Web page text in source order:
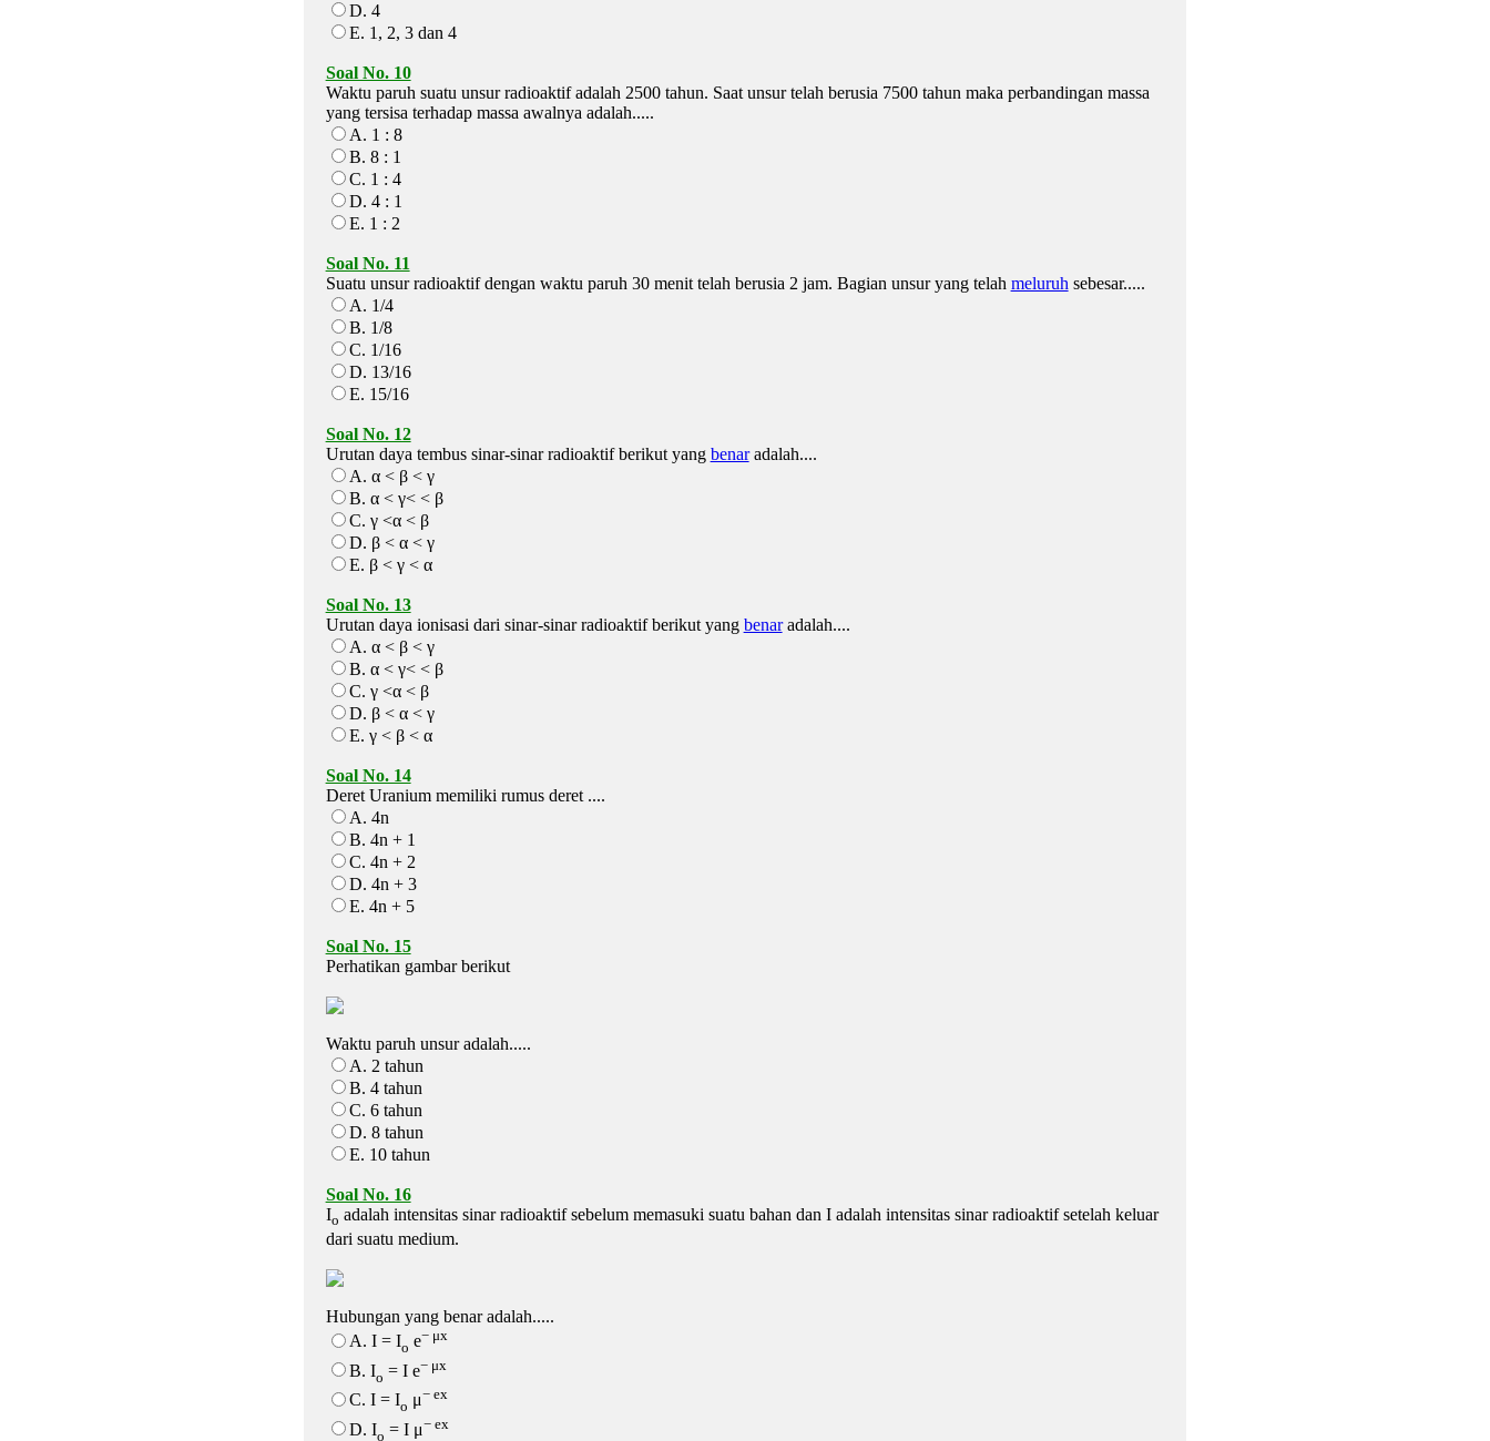
D. 4
E. 1, 2, 3 dan 4
Soal No. 10
Waktu paruh suatu unsur radioaktif adalah 2500 tahun. Saat unsur telah berusia 7500 tahun maka perbandingan massa
yang tersisa terhadap massa awalnya adalah.....
A. 1 : 8
B. 8 : 1
C. 1 : 4
D. 4 : 1
E. 1 : 2
Soal No. 11
Suatu unsur radioaktif dengan waktu paruh 30 menit telah berusia 2 jam. Bagian unsur yang telah meluruh sebesar.....
A. 1/4
B. 1/8
C. 1/16
D. 13/16
E. 15/16
Soal No. 12
Urutan daya tembus sinar-sinar radioaktif berikut yang benaradalah....
A. α < β < γ
B. α < γ< < β
C. γ <α < β
D. β < α < γ
E. β < γ < α
Soal No. 13
Urutan daya ionisasi dari sinar-sinar radioaktif berikut yang benaradalah....
A. α < β < γ
B. α < γ< < β
C. γ <α < β
D. β < α < γ
E. γ < β < α
Soal No. 14
Deret Uranium memiliki rumus deret ....
A. 4n
B. 4n + 1
C. 4n + 2
D. 4n + 3
E. 4n + 5
Soal No. 15
Perhatikan gambar berikut
Waktu paruh unsur adalah.....
A. 2 tahun
B. 4 tahun
C. 6 tahun
D. 8 tahun
E. 10 tahun
Soal No. 16
Io adalah intensitas sinar radioaktif sebelum memasuki suatu bahan dan I adalah intensitas sinar radioaktif setelah keluar
dari suatu medium.
Hubungan yang benar adalah.....
A. I = Io e− μx
B. Io = I e− μx
C. I = Io μ− ex
D. Io = I μ− ex